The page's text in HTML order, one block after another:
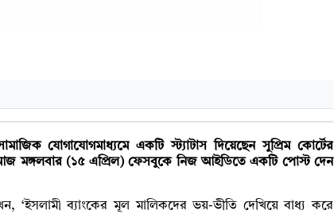
যোগাযোগমাধ্যমে একটি স্ট্যাটাস দিয়েছেন সুপ্রিম কোর্টের
মঙ্গলবার (১৫ এপ্রিল) ফেসবুকে নিজ আইডিতে একটি পোস্ট দেন
‘ইসলামী ব্যাংকের মূল মালিকদের ভয়-ভীতি দেখিয়ে বাধ্য করে